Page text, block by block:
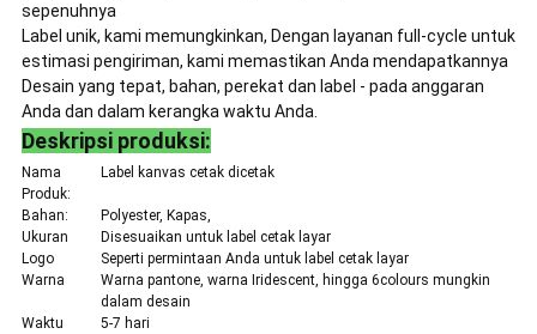
sepenuhnya
Label unik, kami memungkinkan, Dengan layanan full-cycle untuk
estimasi pengiriman, kami memastikan Anda mendapatkannya
Desain yang tepat, bahan, perekat dan label - pada anggaran
Anda dan dalam kerangka waktu Anda.
Deskripsi produksi:
Nama
Produk:
Label kanvas cetak dicetak
Bahan:
Polyester, Kapas,
Ukuran
Disesuaikan untuk label cetak layar
Logo
Seperti permintaan Anda untuk label cetak layar
Warna
Warna pantone, warna Iridescent, hingga 6colours mungkin
dalam desain
Waktu
5-7 hari